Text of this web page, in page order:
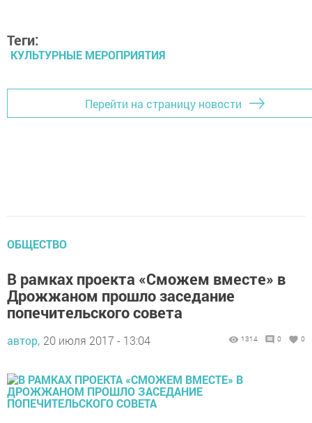
Теги:
КУЛЬТУРНЫЕ МЕРОПРИЯТИЯ
Перейти на страницу новости
ОБЩЕСТВО
В рамках проекта «Сможем вместе» в
Дрожжаном прошло заседание
попечительского совета
автор, 20 июля 2017 - 13:04 1314 0 0